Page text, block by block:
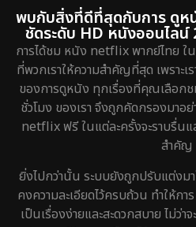
พบกับสิ่งที่ดีที่สุดกับการ ดู
ชัดระดับ HD หนังออนไลน์
การได้ชม หนัง netflix พากย์ไทย ใ
ที่พวกเราให้ความสำคัญที่สุด เพราะเ
ของการดูหนัง ทุกเรื่องที่คุณเลือก
ชั่วโมง ของเรา จึงถูกคัดกรองมาอ
netflix ฟรี ในแต่ละครั้งจะราบรื่น
สำคัญ
ยิ่งไปกว่านั้น ระบบยังถูกปรับแต่งม
คงความละเอียดไว้ครบถ้วน ทำให้
เป็นเรื่องง่ายและสะดวกสบาย ไม่ว่า